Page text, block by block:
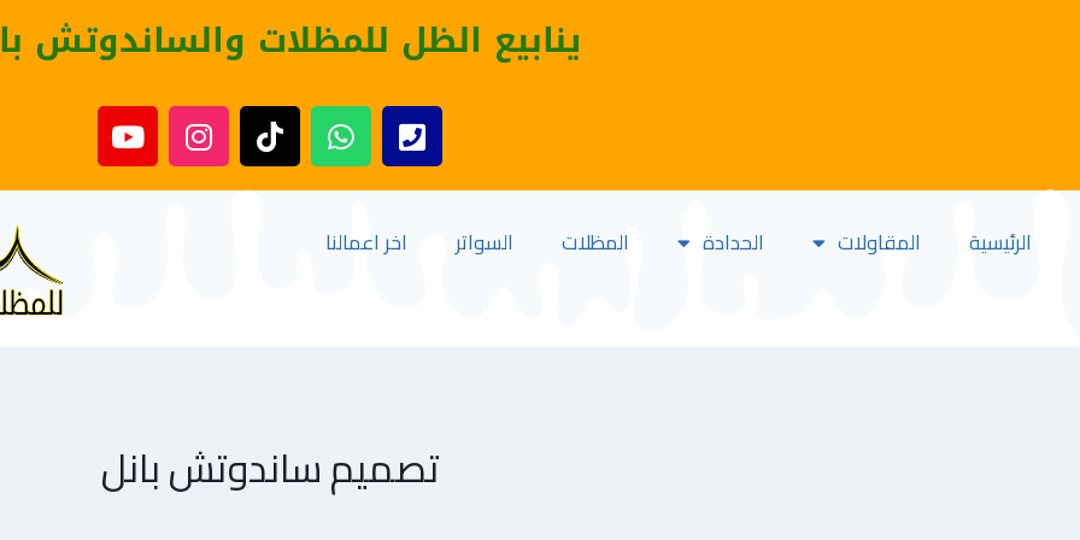
ينابيع الظل للمظلات والساندوتش
الرئيسية المقاولات الحدادة المظلات السواتر اخر اعمالنا
تصميم ساندوتش بانل